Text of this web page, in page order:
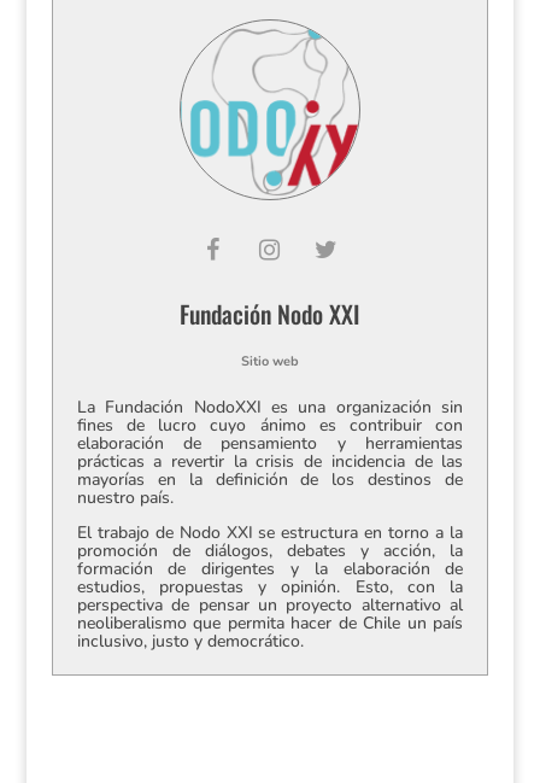
Fundación Nodo XXI
Sitio web
La Fundación NodoXXI es una organización sin
fines de lucro cuyo ánimo es contribuir con
elaboración de pensamiento y herramientas
prácticas a revertir la crisis de incidencia de las
mayorías en la definición de los destinos de
nuestro país.
El trabajo de Nodo XXI se estructura en torno a la
promoción de diálogos, debates y acción, la
formación de dirigentes y la elaboración de
estudios, propuestas y opinión. Esto, con la
perspectiva de pensar un proyecto alternativo al
neoliberalismo que permita hacer de Chile un país
inclusivo, justo y democrático.